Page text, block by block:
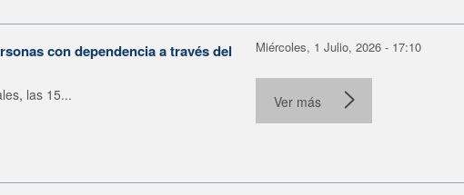
con dependencia a través del
las 15...
Miércoles, 1 Julio, 2026 - 17:10
Ver más